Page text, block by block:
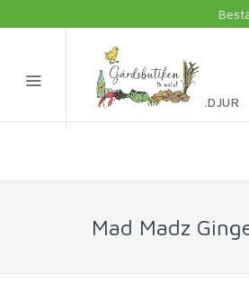
FISK & SKALDJUR
Mad Madz